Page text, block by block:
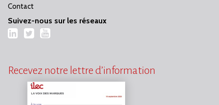
Contact
Suivez-nous sur les réseaux
LinkedIn
TwitterYouTube
Recevez notre lettre d’information